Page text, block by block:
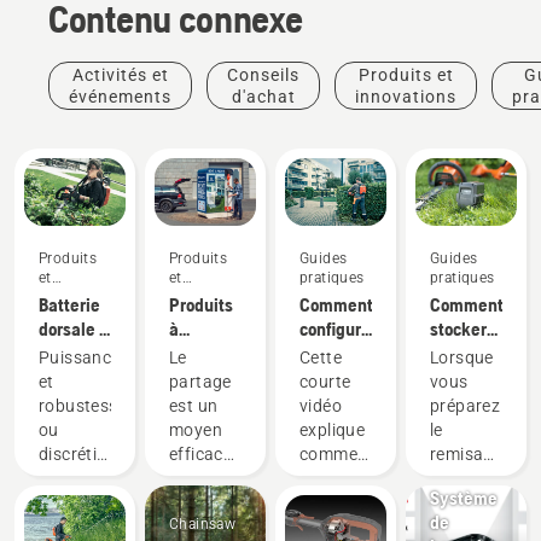
Contenu connexe
Activités et
événements
Conseils
d'achat
Produits et
innovations
Produits
et
innovations
Batterie
dorsale :
Une
révolution
pour les
outils
électriques
sur
batterie
Puissance
et
robustesse,
ou
discrétion
durabilité ?
Avec
Produits
et
innovations
Produits
à
batterie
à
partager
via des
cabanes
numériques
Le
partage
est un
moyen
efficace
responsable
d'utiliser
Chainsaw
Guides
pratiques
Comment
configurer
et
installer
correctement
la
batterie
Cette
courte
vidéo
explique
comment
et régler
la
Guides
pratiques
Comment
stocker
votre
batterie
Husqvarna
pendant
l'hiver
Lorsque
vous
préparez
le
remisage
de vos
batteries,
Produits
et
Système
de